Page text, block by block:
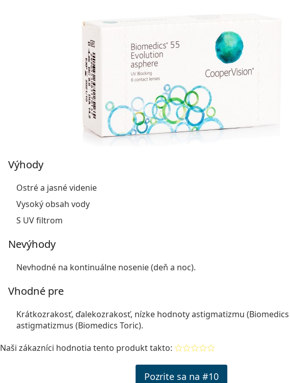
Výhody
Ostré a jasné videnie
Vysoký obsah vody
S UV filtrom
Nevýhody
Nevhodné na kontinuálne nosenie (deň a noc).
Vhodné pre
Krátkozrakosť, ďalekozrakosť, nízke hodnoty astigmatizmu (Biomedics
astigmatizmus (Biomedics Toric).
Naši zákazníci hodnotia tento produkt takto:
Pozrite sa na #10